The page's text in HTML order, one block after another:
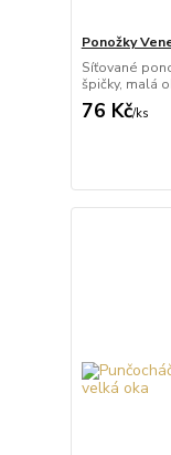
Ponožky
Síťované
špičky, malá
76 Kč/ks